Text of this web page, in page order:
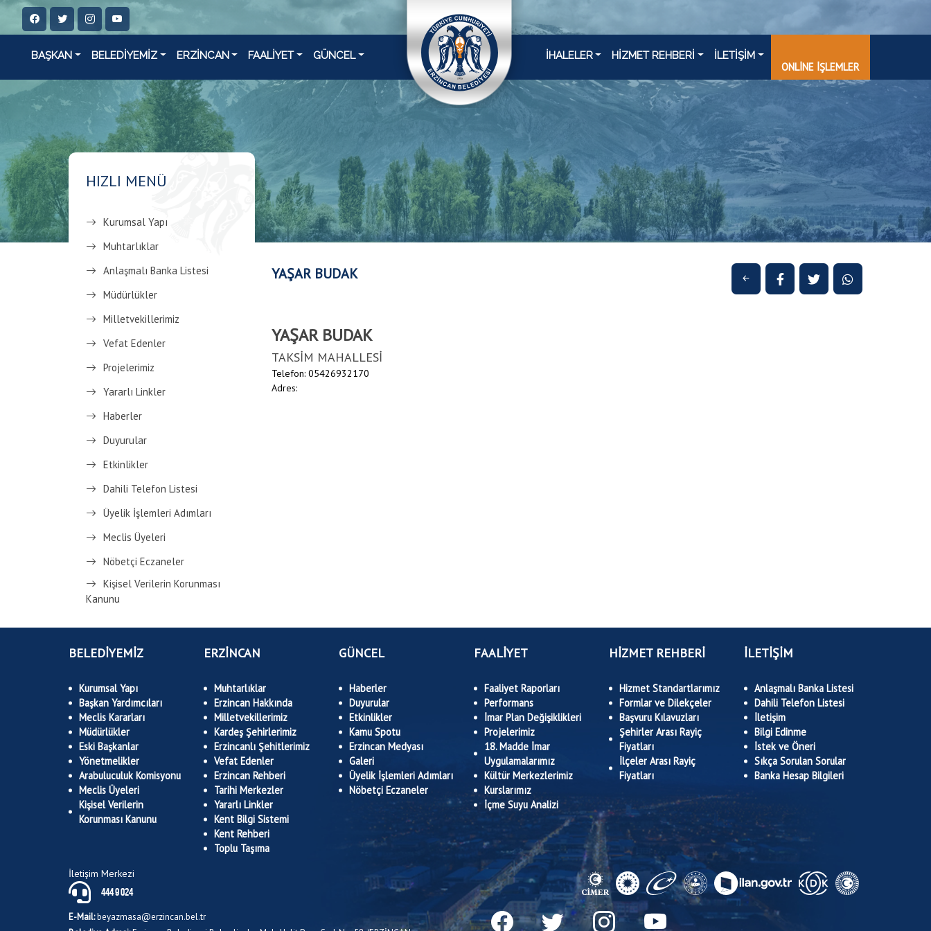
BAŞKAN BELEDİYEMİZ ERZİNCAN FAALİYET GÜNCEL İHALELER HİZMET REHBERİ İLETİŞİM
ONLİNE İŞLEMLER
HIZLI MENÜ
Kurumsal Yapı
Muhtarlıklar
Anlaşmalı Banka Listesi
Müdürlükler
Milletvekillerimiz
Vefat Edenler
Projelerimiz
Yararlı Linkler
Haberler
Duyurular
Etkinlikler
Dahili Telefon Listesi
Üyelik İşlemleri Adımları
Meclis Üyeleri
Nöbetçi Eczaneler
Kişisel Verilerin Korunması
Kanunu
YAŞAR BUDAK
YAŞAR BUDAK
TAKSİM MAHALLESİ
Telefon: 05426932170
Adres:
BELEDİYEMİZ
Kurumsal Yapı
Başkan Yardımcıları
Meclis Kararları
Müdürlükler
Eski Başkanlar
Yönetmelikler
Arabuluculuk Komisyonu
Meclis Üyeleri
Kişisel Verilerin
Korunması Kanunu
ERZİNCAN
Muhtarlıklar
Erzincan Hakkında
Milletvekillerimiz
Kardeş Şehirlerimiz
Erzincanlı Şehitlerimiz
Vefat Edenler
Erzincan Rehberi
Tarihi Merkezler
Yararlı Linkler
Kent Bilgi Sistemi
Kent Rehberi
Toplu Taşıma
GÜNCEL
Haberler
Duyurular
Etkinlikler
Kamu Spotu
Erzincan Medyası
Galeri
Üyelik İşlemleri Adımları
Nöbetçi Eczaneler
FAALİYET
Faaliyet Raporları
Performans
İmar Plan Değişiklikleri
Projelerimiz
18. Madde İmar
Uygulamalarımız
Kültür Merkezlerimiz
Kurslarımız
İçme Suyu Analizi
HİZMET REHBERİ
Hizmet Standartlarımız
Formlar ve Dilekçeler
Başvuru Kılavuzları
Şehirler Arası Rayiç
Fiyatları
İlçeler Arası Rayiç
Fiyatları
İLETİŞİM
Anlaşmalı Banka Listesi
Dahili Telefon Listesi
İletişim
Bilgi Edinme
İstek ve Öneri
Sıkça Sorulan Sorular
Banka Hesap Bilgileri
İletişim Merkezi
444 9 024
E-Mail:beyazmasa@erzincan.bel.tr